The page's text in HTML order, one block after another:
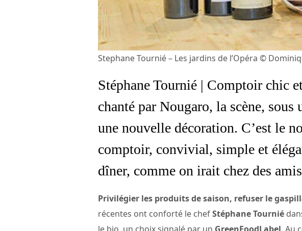
Stephane Tournié – Les jardins de l’Opéra ©
Stéphane Tournié | Comptoir chic
chanté par Nougaro, la scène,
une nouvelle décoration. C’est le
comptoir, convivial, simple et
dîner, comme on irait chez des
Privilégier les produits de saison, refuser le
récentes ont conforté le chefStéphane Tournié